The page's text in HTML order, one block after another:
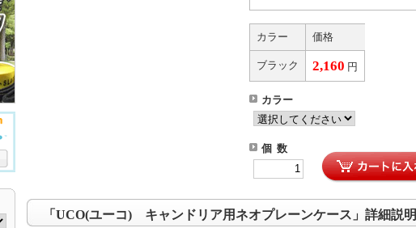
カラー 価格
ブラック 2,160 円
カラー
個 数
「UCO(ユーコ) キャンドリア用ネオプレーンケース」詳細説明